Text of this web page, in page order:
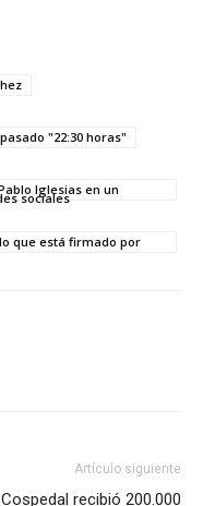
"22:30 horas"
Iglesias en un
sociales
que está firmado por
Artículo siguiente
Cospedal recibió 200.000